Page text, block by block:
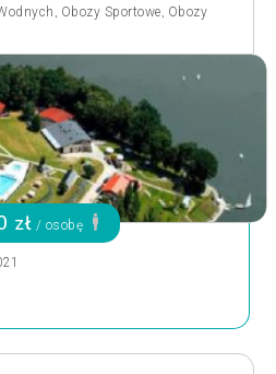
, Obozy Sportowe, Obozy
zł / osobę